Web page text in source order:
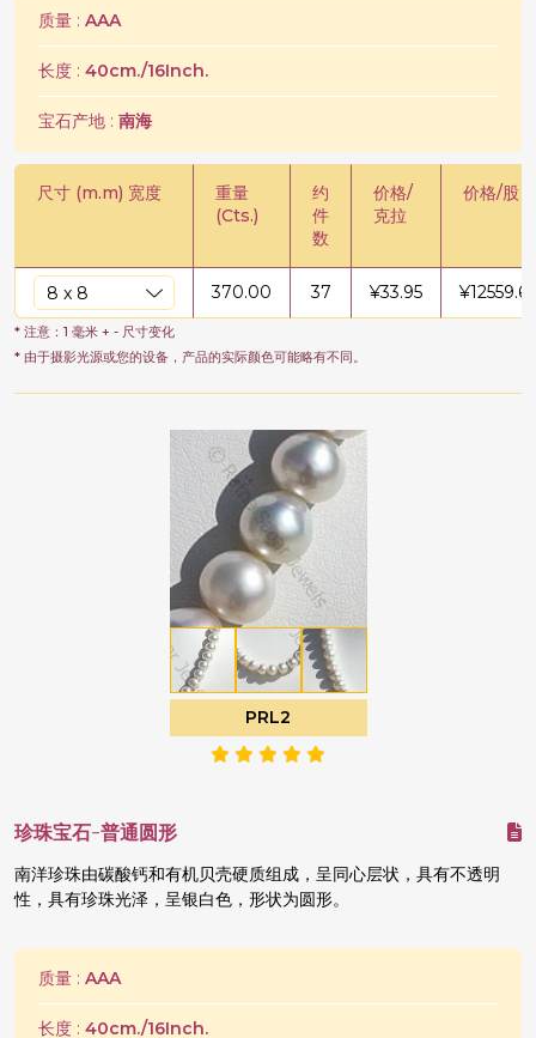
质量 : AAA
长度 : 40cm./16Inch.
宝石产地 : 南海
尺寸 (m.m) 宽度
重量
(Cts.)
约
件
数
价格/
克拉
价格/股
370.00 37 ¥33.95 ¥12559.65
* 注意：1 毫米 + - 尺寸变化
* 由于摄影光源或您的设备，产品的实际颜色可能略有不同。
PRL2
珍珠宝石-普通圆形
南洋珍珠由碳酸钙和有机贝壳硬质组成，呈同心层状，具有不透明
性，具有珍珠光泽，呈银白色，形状为圆形。
质量 : AAA
长度 : 40cm./16Inch.